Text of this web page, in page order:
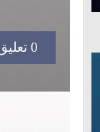
0 تعليق »